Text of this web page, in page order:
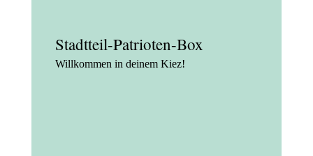
Stadtteil-Patrioten-Box
Willkommen in deinem Kiez!